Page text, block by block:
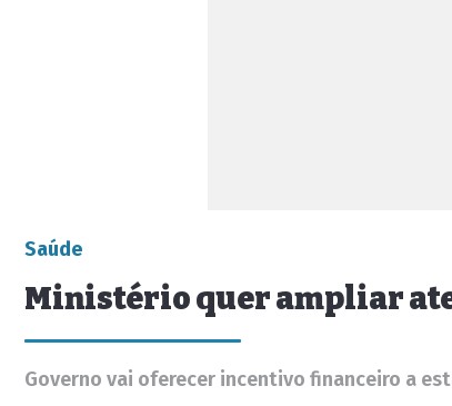
Saúde
Ministério quer ampliar
Governo vai oferecer incentivo financeiro a